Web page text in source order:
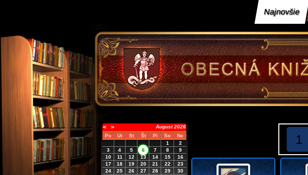
Najnovšie
< >
August 2026
Po
Ut St Št Pi So
Ne
1
2
3
4 5 6 7 8
9
10
11 12 13 14 15
16
17
18 19 20 21 22
23
24
25 26 27 28 29
30
1